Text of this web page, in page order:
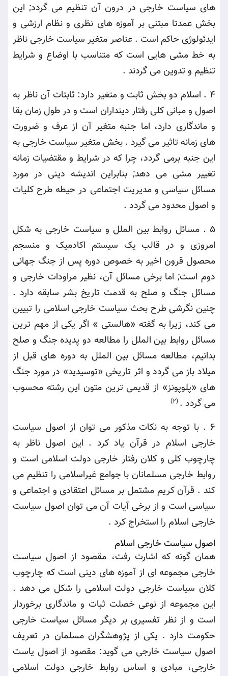
های سیاست خارجی در درون آن تنظیم می گردد; این
بخش عمدتا مبتنی بر آموزه های نظری و نظام ارزشی و
ایدئولوژی حاکم است . عناصر متغیر سیاست خارجی ناظر
به خط مشی هایی است که متناسب با اوضاع و شرایط
تنظیم و تدوین می گردند .
4 .
اسلام دو بخش ثابت و متغیر دارد: ثابتات آن ناظر به
اصول و مبانی کلی رفتار دینداران است و در طول زمان بقا
و ماندگاری دارد، اما جنبه متغیر آن از عرف و ضرورت
های زمانه تاثیر می گیرد . بخش متغیر سیاست خارجی به
این جنبه برمی گردد، چرا که در شرایط و مقتضیات زمانه
تغییر مشی می دهد; بنابراین اندیشه دینی در مورد
مسائل سیاسی و مدیریت اجتماعی در حیطه طرح کلیات
و اصول محدود می گردد .
5 .
مسائل روابط بین الملل و سیاست خارجی به شکل
امروزی و در قالب یک سیستم اکادمیک و منسجم
محصول قرون اخیر به خصوص دوره پس از جنگ جهانی
دوم است; اما برخی مسائل آن، نظیر مراودات خارجی و
مسائل جنگ و صلح به قدمت تاریخ بشر سابقه دارد .
چنین نگرشی طرح بحث سیاست خارجی اسلامی را تبیین
می کند، زیرا به گفته «هالستی » اگر یکی از مهم ترین
مسائل روابط بین الملل را مطالعه دو پدیده جنگ و صلح
بدانیم، مطالعه مسائل بین الملل به دوره های قبل از
میلاد باز می گردد و اثر تاریخی «توسیدید» در مورد جنگ
های «پلوپونز» از قدیمی ترین متون این رشته محسوب
می گردد .
(2)
6 .
با توجه به نکات مذکور می توان از اصول سیاست
خارجی اسلام در قرآن یاد کرد . این اصول ناظر به
چارچوب کلی و کلان رفتار خارجی دولت اسلامی است و
روابط خارجی مسلمانان با جوامع غیراسلامی را تنظیم می
کند . قرآن کریم مشتمل بر مسائل اعتقادی و اجتماعی و
سیاسی است و از برخی آیات آن می توان اصول سیاست
خارجی اسلام را استخراج کرد .
اصول سیاست خارجی اسلام
همان گونه که اشارت رفت، مقصود از اصول سیاست
خارجی مجموعه ای از آموزه های دینی است که چارچوب
کلان سیاست خارجی دولت اسلامی را شکل می دهد .
این مجموعه از نوعی خصلت ثبات و ماندگاری برخوردار
است و از نظر تفسیری بر دیگر مسائل سیاست خارجی
حکومت دارد . یکی از پژوهشگران مسلمان در تعریف
اصول سیاست خارجی می گوید: مقصود از اصول یاست
خارجی، مبادی و اساس روابط خارجی دولت اسلامی